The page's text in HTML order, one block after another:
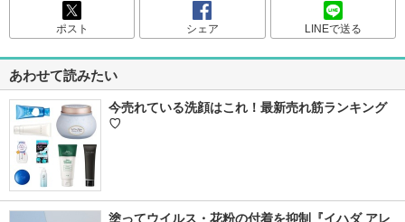
ポスト シェア LINEで送る
あわせて読みたい
今売れている洗顔はこれ！最新売れ筋ランキング
♡
塗ってウイルス・花粉の付着を抑制『イハダ アレ